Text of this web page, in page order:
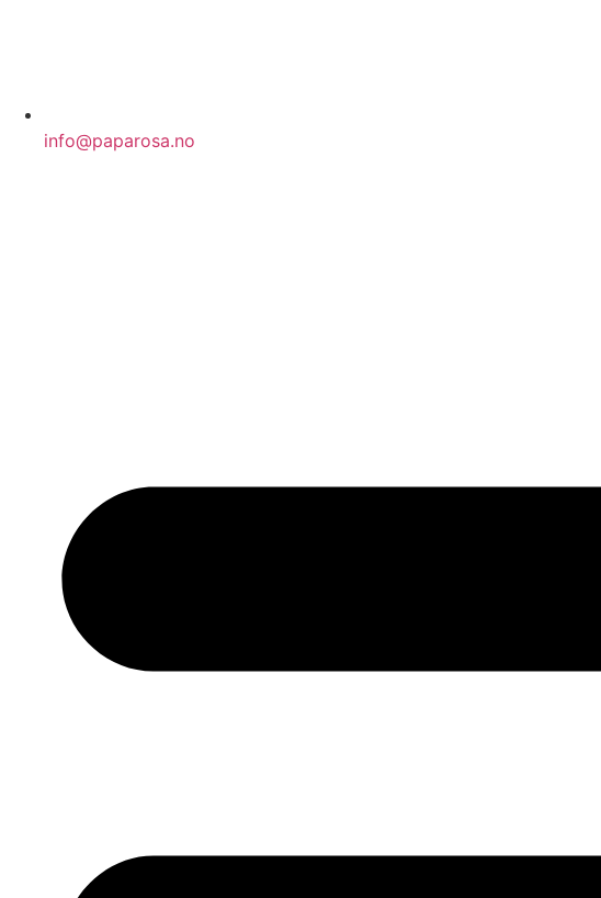
info@paparosa.no